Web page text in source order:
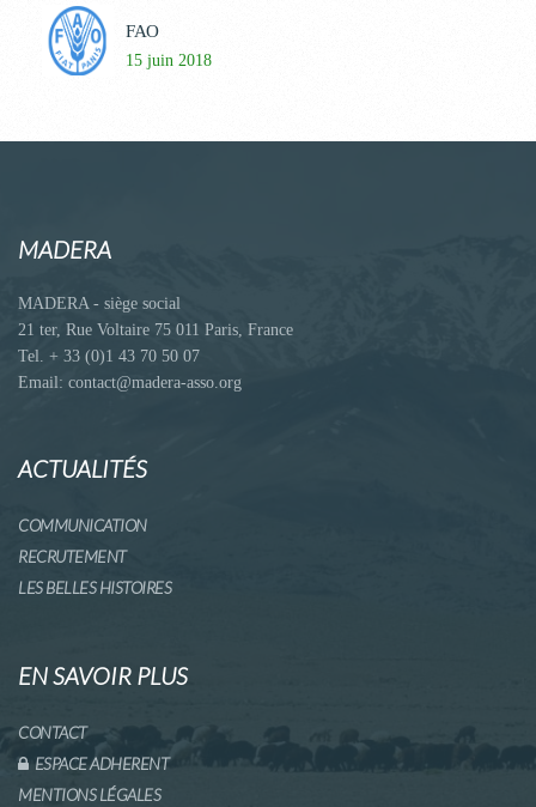
FAO
15 juin 2018
MADERA
MADERA - siège social
21 ter, Rue Voltaire 75 011 Paris, France
Tel. + 33 (0)1 43 70 50 07
Email: contact@madera-asso.org
ACTUALITÉS
COMMUNICATION
RECRUTEMENT
LES BELLES HISTOIRES
EN SAVOIR PLUS
CONTACT
ESPACE ADHERENT
MENTIONS LÉGALES